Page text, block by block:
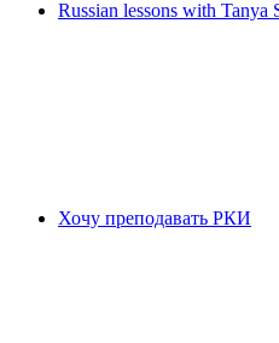
Russian lessons with Tanya
Хочу преподавать РКИ